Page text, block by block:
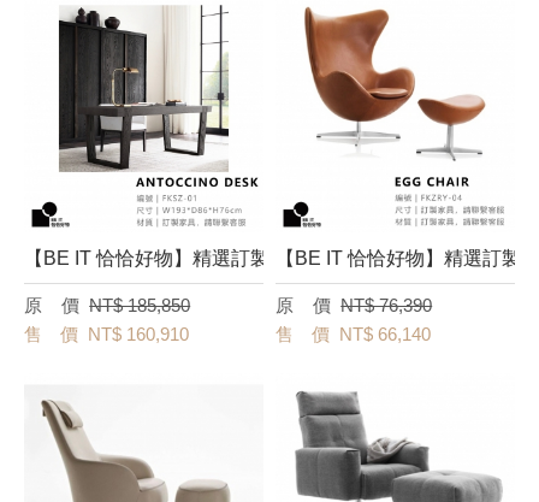
【BE IT 恰恰好物】精選訂製書桌－[Antoccino Desk]
NT$ 185,850
NT$ 160,910
【BE IT 恰恰好物】精選訂製
NT$ 76,390
NT$ 66,140